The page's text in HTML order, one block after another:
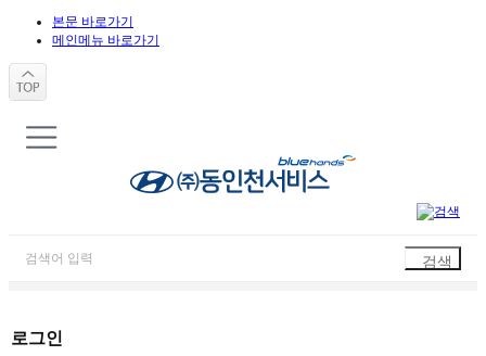
본문 바로가기
메인메뉴 바로가기
로그인